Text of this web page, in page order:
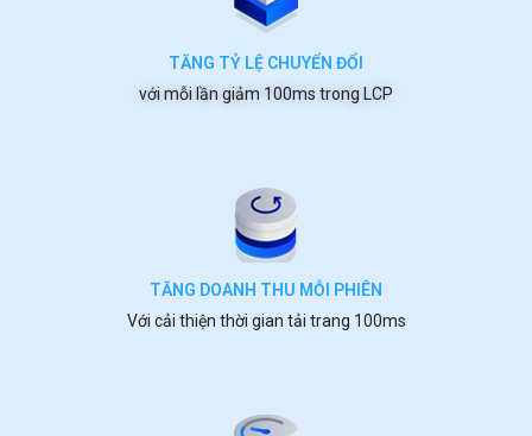
TĂNG TỶ LỆ CHUYỂN ĐỔI
với mỗi lần giảm 100ms trong LCP
TĂNG DOANH THU MỖI PHIÊN
Với cải thiện thời gian tải trang 100ms